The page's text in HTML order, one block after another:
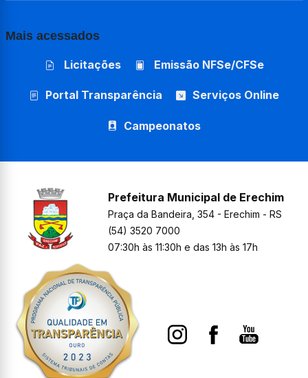
Mais acessados
Licitações Emissão NFSe/CFSe
Portal Transparência Serviços Online
Campeonatos
Prefeitura Municipal de Erechim
Praça da Bandeira, 354 - Erechim - RS
(54) 3520 7000
07:30h às 11:30h e das 13h às 17h